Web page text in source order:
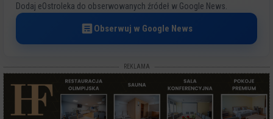
Dodaj eOstroleka do obserwowanych źródeł w Google News.
Obserwuj w Google News
REKLAMA